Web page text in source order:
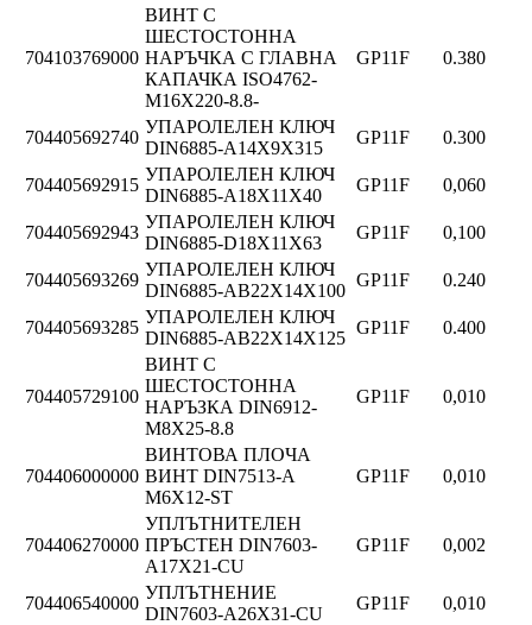
704103769000
ВИНТ С
ШЕСТОСТОННА
НАРЪЧКА С ГЛАВНА
КАПАЧКА ISO4762-
M16X220-8.8-
GP11F 0.380
704405692740
УПАРОЛЕЛЕН КЛЮЧ
DIN6885-A14X9X315
GP11F 0.300
704405692915
УПАРОЛЕЛЕН КЛЮЧ
DIN6885-A18X11X40
GP11F 0,060
704405692943
УПАРОЛЕЛЕН КЛЮЧ
DIN6885-D18X11X63
GP11F 0,100
704405693269
УПАРОЛЕЛЕН КЛЮЧ
DIN6885-AB22X14X100
GP11F 0.240
704405693285
УПАРОЛЕЛЕН КЛЮЧ
DIN6885-AB22X14X125
GP11F 0.400
704405729100
ВИНТ С
ШЕСТОСТОННА
НАРЪЗКА DIN6912-
M8X25-8.8
GP11F 0,010
704406000000
ВИНТОВА ПЛОЧА
ВИНТ DIN7513-A
M6X12-ST
GP11F 0,010
704406270000
УПЛЪТНИТЕЛЕН
ПРЪСТЕН DIN7603-
A17X21-CU
GP11F 0,002
704406540000
УПЛЪТНЕНИЕ
DIN7603-A26X31-CU
GP11F 0,010